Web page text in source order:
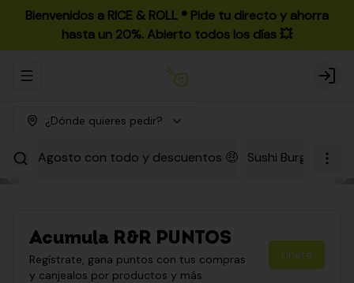
Bienvenidos a RICE & ROLL ®️ Pide tu directo y ahorra
hasta un 20%. Abierto todos los días 💥
Abrir menu de navegación Login
¿Dónde quieres pedir?
Agosto con todo y descuentos 🤑 Sushi Burgers
Acumula R&R PUNTOS
Regístrate, gana puntos con tus compras
y canjealos por productos y más
Únete